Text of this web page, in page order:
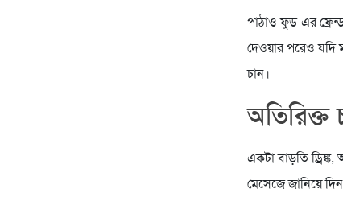
পাঠাও ফুড-এর
দেওয়ার পরেও যদি
চান।
অতিরিক্ত
একটা বাড়তি
মেসেজে জানিয়ে